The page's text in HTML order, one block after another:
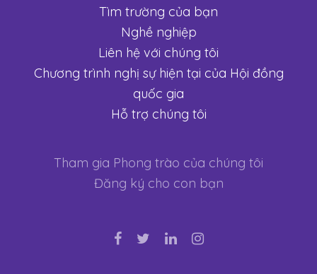
Tìm trường của bạn
Nghề nghiệp
Liên hệ với chúng tôi
Chương trình nghị sự hiện tại của Hội đồng
quốc gia
Hỗ trợ chúng tôi
Tham gia Phong trào của chúng tôi
Đăng ký cho con bạn